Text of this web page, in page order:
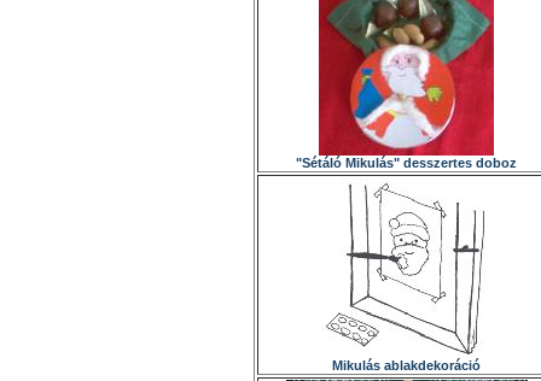
"Sétáló Mikulás" desszertes doboz
Mikulás ablakdekoráció